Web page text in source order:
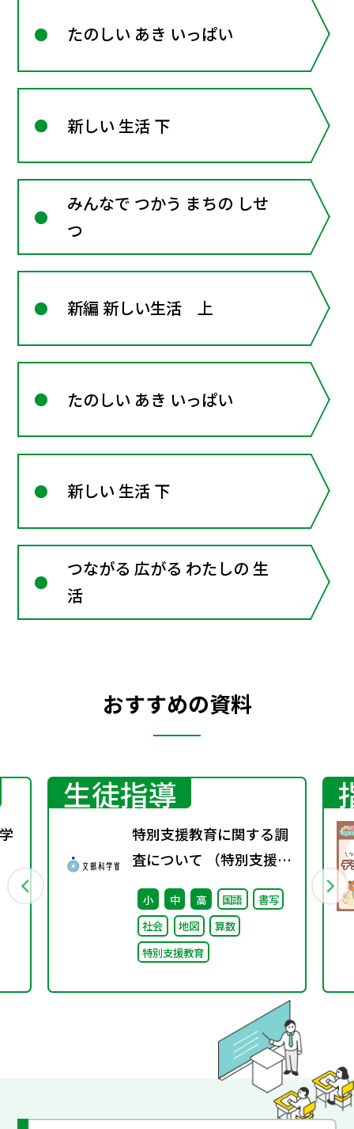
たのしい あき いっぱい
新しい 生活 下
みんなで つかう まちの しせ
つ
新編 新しい生活 上
たのしい あき いっぱい
新しい 生活 下
つながる 広がる わたしの 生
活
おすすめの資料
生徒指導
特別支援教育に関する調
査について （特別支援教
育体制整備状況調査、通
級による指導実施状況調
査）
小 中 高 国語
書写
社会
地図
算数
特別支援教育